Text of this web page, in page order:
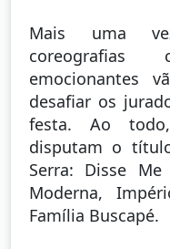
Mais uma
emocionantes
desafiar os
festa. Ao
disputam o
Serra: Disse
Moderna,
Família Buscapé.